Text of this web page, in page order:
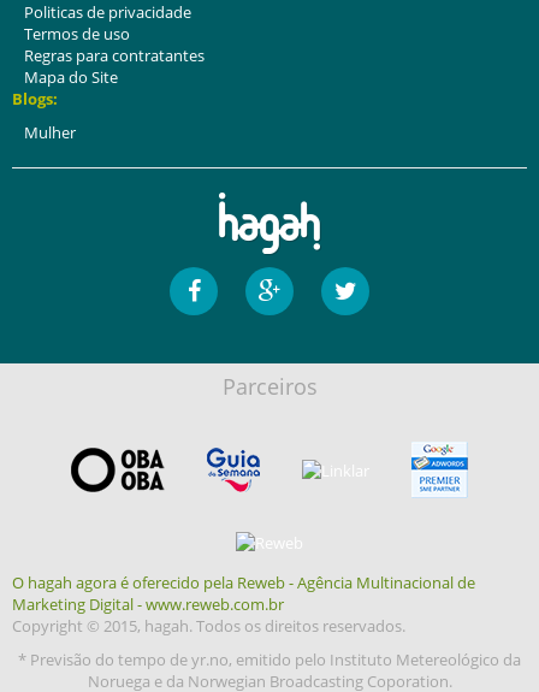
Politicas de privacidade
Termos de uso
Regras para contratantes
Mapa do Site
Blogs:
Mulher
Parceiros
O hagah agora é oferecido pela Reweb - Agência Multinacional de
Marketing Digital - www.reweb.com.br
Copyright © 2015, hagah. Todos os direitos reservados.
* Previsão do tempo de yr.no, emitido pelo Instituto Metereológico da
Noruega e da Norwegian Broadcasting Coporation.